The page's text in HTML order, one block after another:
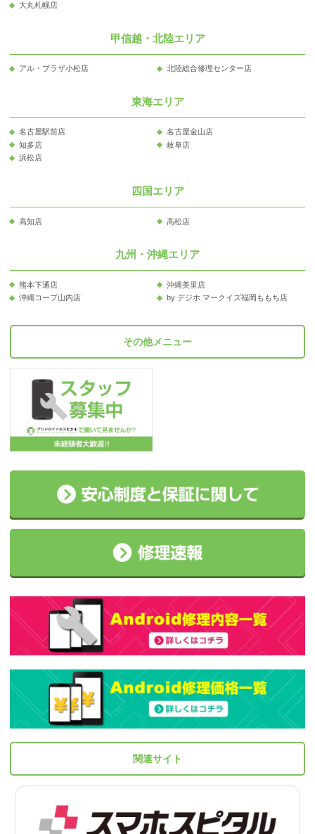
大丸札幌店
甲信越・北陸エリア
アル・プラザ小松店 北陸総合修理センター店
東海エリア
名古屋駅前店
名古屋金山店
知多店
岐阜店
浜松店
四国エリア
高知店 高松店
九州・沖縄エリア
熊本下通店
沖縄美里店
沖縄コープ山内店
by デジホ マークイズ福岡ももち店
その他メニュー
関連サイト